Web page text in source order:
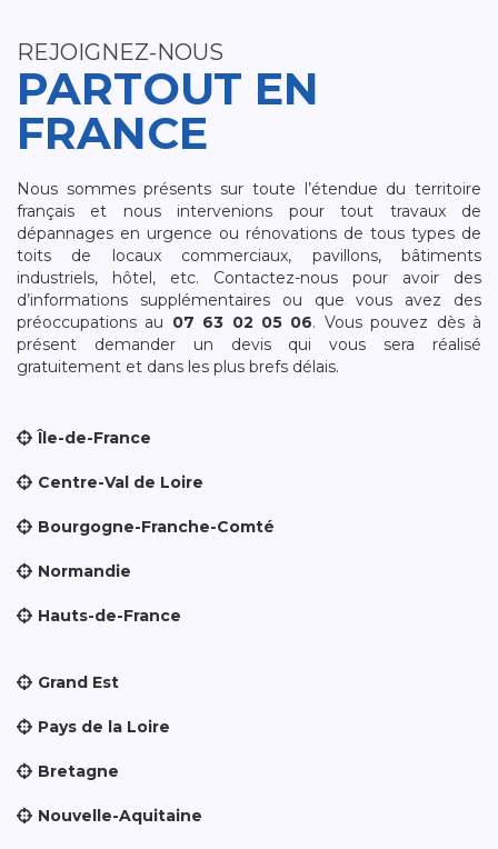
REJOIGNEZ-NOUS
PARTOUT EN
FRANCE
Nous sommes présents sur toute l’étendue du territoire
français et nous intervenions pour tout travaux de
dépannages en urgence ou rénovations de tous types de
toits de locaux commerciaux, pavillons, bâtiments
industriels, hôtel, etc. Contactez-nous pour avoir des
d’informations supplémentaires ou que vous avez des
préoccupations au 07 63 02 05 06. Vous pouvez dès à
présent demander un devis qui vous sera réalisé
gratuitement et dans les plus brefs délais.
Île-de-France
Centre-Val de Loire
Bourgogne-Franche-Comté
Normandie
Hauts-de-France
Grand Est
Pays de la Loire
Bretagne
Nouvelle-Aquitaine